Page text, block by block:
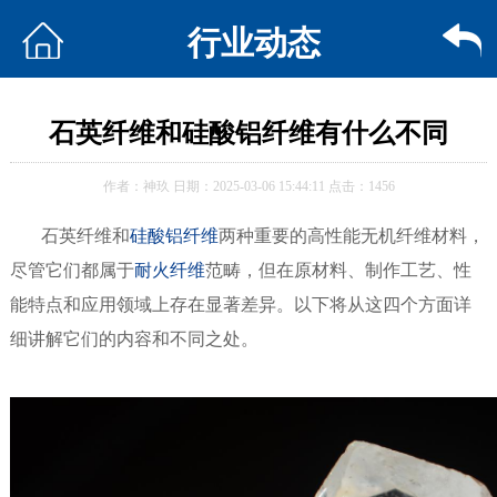
行业动态
石英纤维和硅酸铝纤维有什么不同
作者：神玖 日期：2025-03-06 15:44:11 点击：1456
石英纤维和硅酸铝纤维两种重要的高性能无机纤维材料，
尽管它们都属于耐火纤维范畴，但在原材料、制作工艺、性
能特点和应用领域上存在显著差异。以下将从这四个方面详
细讲解它们的内容和不同之处。